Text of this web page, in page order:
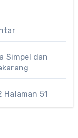
Simpel dan
Halaman 51